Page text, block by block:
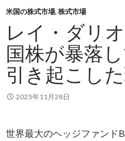
キ
ッ
プ
米国の株式市場, 株式市場
レイ・ダリ
国株が暴落
引き起こし
2025年11月28日
世界最大のヘッジファンド